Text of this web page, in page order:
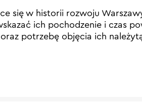
się w historii rozwoju
ich pochodzenie i czas
potrzebę objęcia ich